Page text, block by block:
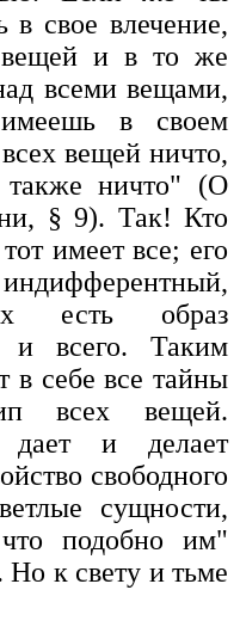
свое влечение,
вещей и в то же
всеми вещами,
в своем
вещей ничто,
ничто" (О
§ 9). Так! Кто
имеет все; его
есть образ
и всего. Таким
в себе все тайны
всех вещей.
дает и делает
свободного
сущности,
подобно им"
Но к свету и тьме